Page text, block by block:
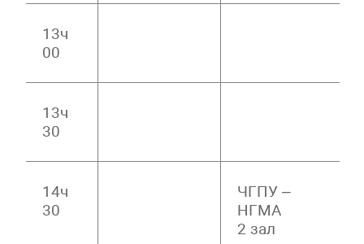
13ч
00
13ч
30
14ч
30
ЧГПУ –
НГМА
2 зал